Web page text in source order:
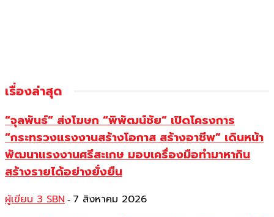
เรื่องล่าสุด
“จุลพันธ์” ส่งโฆษก “พิพัฒน์ชัย” เปิดโครงการ
“กระทรวงแรงงานสร้างโอกาส สร้างอาชีพ” เดินหน้า
พัฒนาแรงงานศรีสะเกษ มอบเครื่องมือทำมาหากิน
สร้างรายได้อย่างยั่งยืน
ผู้เขียน 3 SBN - 7 สิงหาคม 2026